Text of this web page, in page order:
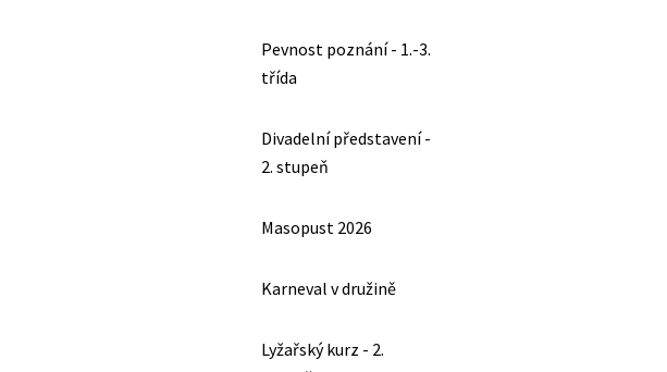
Pevnost poznání - 1.-3.
třída
Divadelní představení -
2. stupeň
Masopust 2026
Karneval v družině
Lyžařský kurz - 2.